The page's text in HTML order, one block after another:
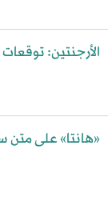
الأرجنتين:
«هانتا» على متن